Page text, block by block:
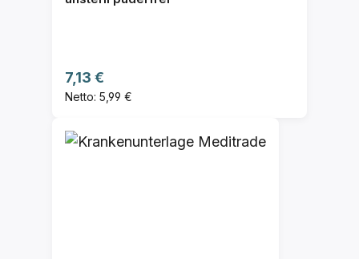
Regulärer Preis:
7,13 €
Netto: 5,99 €